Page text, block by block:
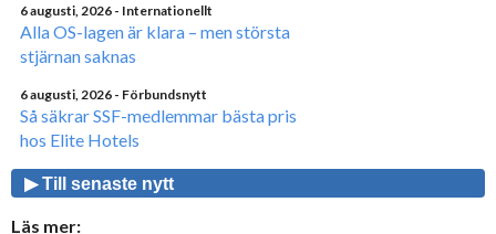
6 augusti, 2026 - Internationellt
Alla OS-lagen är klara – men största
stjärnan saknas
6 augusti, 2026 - Förbundsnytt
Så säkrar SSF-medlemmar bästa pris
hos Elite Hotels
▶ Till senaste nytt
Läs mer: